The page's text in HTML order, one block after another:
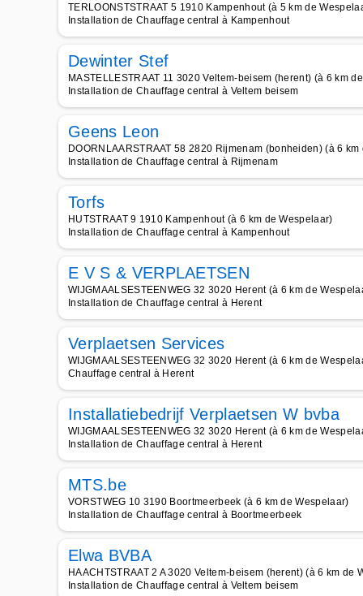
TERLOONSTSTRAAT 5 1910 Kampenhout (à 5 km de
Installation de Chauffage central à Kampenhout
Dewinter Stef
MASTELLESTRAAT 11 3020 Veltem-beisem (herent) (à 6 km
Installation de Chauffage central à Veltem beisem
Geens Leon
DOORNLAARSTRAAT 58 2820 Rijmenam (bonheiden) (à 6
Installation de Chauffage central à Rijmenam
Torfs
HUTSTRAAT 9 1910 Kampenhout (à 6 km de Wespelaar)
Installation de Chauffage central à Kampenhout
E V S & VERPLAETSEN
WIJGMAALSESTEENWEG 32 3020 Herent (à 6 km de
Installation de Chauffage central à Herent
Verplaetsen Services
WIJGMAALSESTEENWEG 32 3020 Herent (à 6 km de
Chauffage central à Herent
Installatiebedrijf Verplaetsen W bvba
WIJGMAALSESTEENWEG 32 3020 Herent (à 6 km de
Installation de Chauffage central à Herent
MTS.be
VORSTWEG 10 3190 Boortmeerbeek (à 6 km de Wespelaar)
Installation de Chauffage central à Boortmeerbeek
Elwa BVBA
HAACHTSTRAAT 2 A 3020 Veltem-beisem (herent) (à 6 km de
Installation de Chauffage central à Veltem beisem